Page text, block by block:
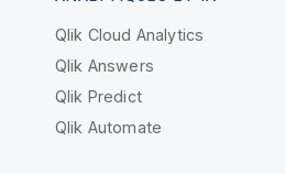
Qlik Cloud Analytics
Qlik Answers
Qlik Predict
Qlik Automate